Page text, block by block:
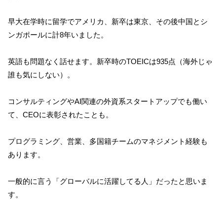
早大在学時に留学でアメリカ、新卒は東京、その後中国とシ
ンガポールに計8年いました。
英語も問題なく話せます。新卒時のTOEICは935点（海外じゃ
誰も気にしない）。
コンサルティングやAI関連の外資系スタートアップでも働い
て、CEOに表彰されたことも。
プログラミング、営業、多国籍チームのマネジメント経験も
あります。
一般的に言う「グローバルに活躍してる人」だったと思いま
す。